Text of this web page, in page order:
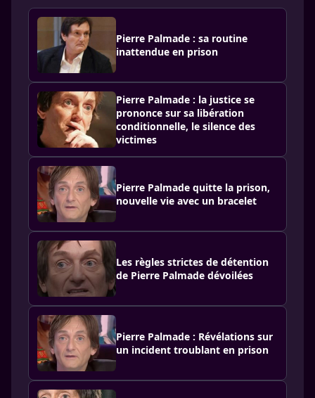
Pierre Palmade : sa routine
inattendue en prison
Pierre Palmade : la justice se
prononce sur sa libération
conditionnelle, le silence des
victimes
Pierre Palmade quitte la prison,
nouvelle vie avec un bracelet
Les règles strictes de détention
de Pierre Palmade dévoilées
Pierre Palmade : Révélations sur
un incident troublant en prison